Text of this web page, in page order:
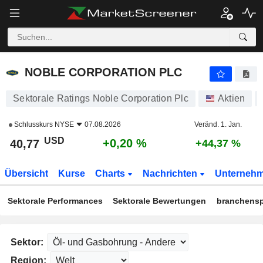
NOBLE CORPORATION PLC
NOBLE CORPORATION PLC
Sektorale Ratings Noble Corporation Plc Aktien
Schlusskurs NYSE 07.08.2026 Veränd. 1. Jan.
40,77 USD +0,20 % +44,37 %
Übersicht Kurse Charts Nachrichten
Sektorale Performances Sektorale Bewertungen
Sektor:
Region: